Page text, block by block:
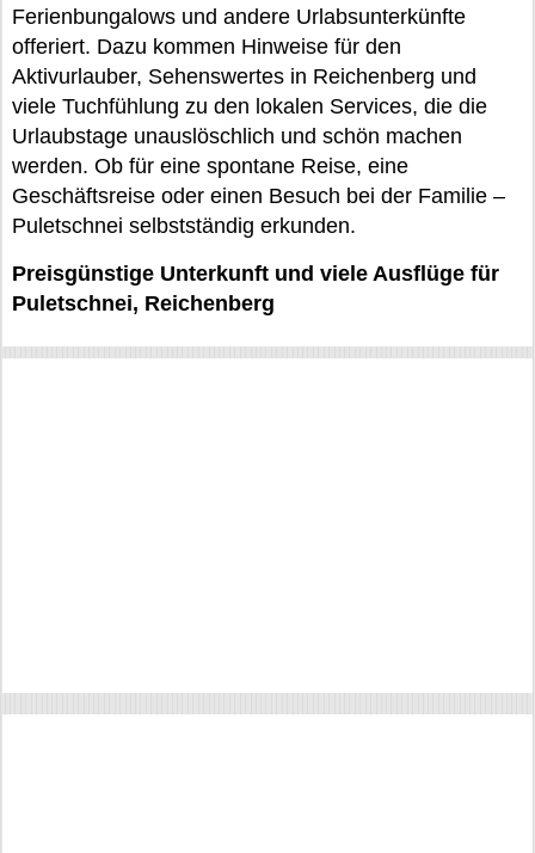
Ferienbungalows und andere Urlabsunterkünfte
offeriert. Dazu kommen Hinweise für den
Aktivurlauber, Sehenswertes in Reichenberg und
viele Tuchfühlung zu den lokalen Services, die die
Urlaubstage unauslöschlich und schön machen
werden. Ob für eine spontane Reise, eine
Geschäftsreise oder einen Besuch bei der Familie –
Puletschnei selbstständig erkunden.
Preisgünstige Unterkunft und viele Ausflüge für
Puletschnei, Reichenberg